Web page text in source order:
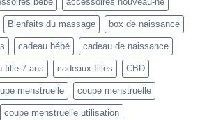
Bienfaits du massage box de naissance
cadeau bébé cadeau de naissance
fille 7 ans cadeaux filles CBD
menstruelle coupe menstruelle
coupe menstruelle utilisation